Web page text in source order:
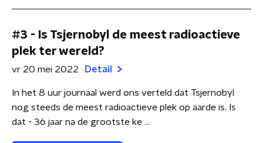
#3 - Is Tsjernobyl de meest radioactieve
plek ter wereld?
vr 20 mei 2022 Detail
In het 8 uur journaal werd ons verteld dat Tsjernobyl
nog steeds de meest radioactieve plek op aarde is. Is
dat - 36 jaar na de grootste ke ...